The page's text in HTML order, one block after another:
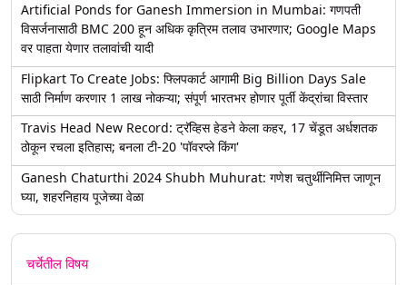
Artificial Ponds for Ganesh Immersion in Mumbai: गणपती
विसर्जनासाठी BMC 200 हून अधिक कृत्रिम तलाव उभारणार; Google Maps
वर पाहता येणार तलावांची यादी
Flipkart To Create Jobs: फ्लिपकार्ट आगामी Big Billion Days Sale
साठी निर्माण करणार 1 लाख नोकऱ्या; संपूर्ण भारतभर होणार पूर्ती केंद्रांचा विस्तार
Travis Head New Record: ट्रॅव्हिस हेडने केला कहर, 17 चेंडूत अर्धशतक
ठोकून रचला इतिहास; बनला टी-20 'पॉवरप्ले किंग'
Ganesh Chaturthi 2024 Shubh Muhurat: गणेश चतुर्थीनिमित्त जाणून
घ्या, शहरनिहाय पूजेच्या वेळा
चर्चेतील विषय